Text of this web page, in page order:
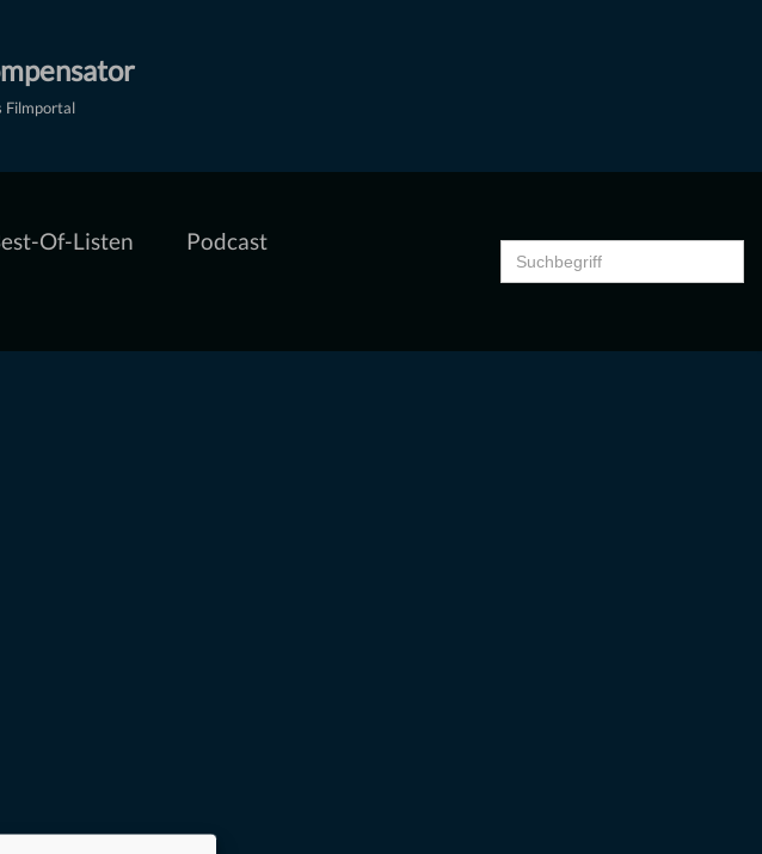
Filmportal
Of-Listen
Podcast
Search
for: